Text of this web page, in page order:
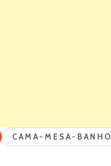
CAMA-MESA-BANHO